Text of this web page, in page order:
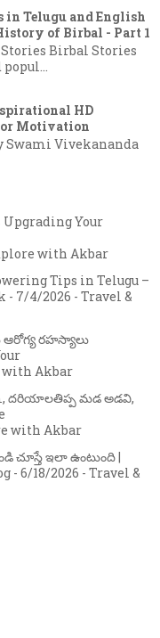
in Telugu and English
of Birbal - Part 1
Birbal Stories
HD
Motivation
Swami Vivekananda
Upgrading Your
with Akbar
Tips in Telugu –
- 7/4/2026 - Travel &
ఆరోగ్య రహస్యాలు
with Akbar
దరియాలతిప్ప మడ అడవి,
with Akbar
చూస్తే ఇలా ఉంటుంది |
- 6/18/2026 - Travel &